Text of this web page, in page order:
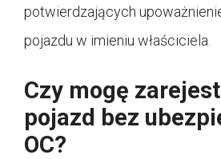
potwierdzających
pojazdu w imieniu właściciela.
Czy mogę
pojazd bez
OC?